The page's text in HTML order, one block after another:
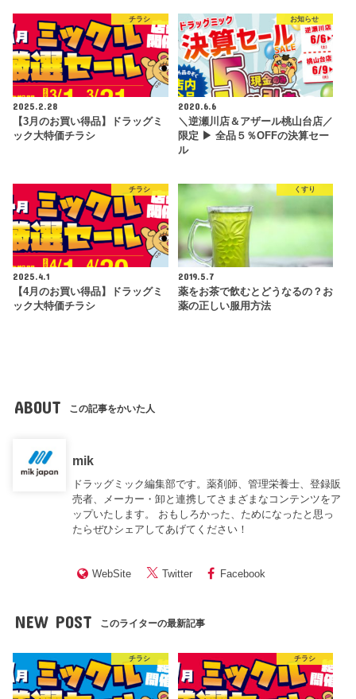
チラシ
2025.2.28
【3月のお買い得品】ドラッグミ
ック大特価チラシ
お知らせ
2020.6.6
＼逆瀬川店＆アザール桃山台店／
限定 ▶ 全品５％OFFの決算セー
ル
チラシ
2025.4.1
【4月のお買い得品】ドラッグミ
ック大特価チラシ
くすり
2019.5.7
薬をお茶で飲むとどうなるの？お
薬の正しい服用方法
ABOUT この記事をかいた人
mik
ドラッグミック編集部です。薬剤師、管理栄養士、登録販
売者、メーカー・卸と連携してさまざまなコンテンツをア
ップいたします。 おもしろかった、ためになったと思っ
たらぜひシェアしてあげてください！
WebSite Twitter Facebook
NEW POST このライターの最新記事
チラシ チラシ